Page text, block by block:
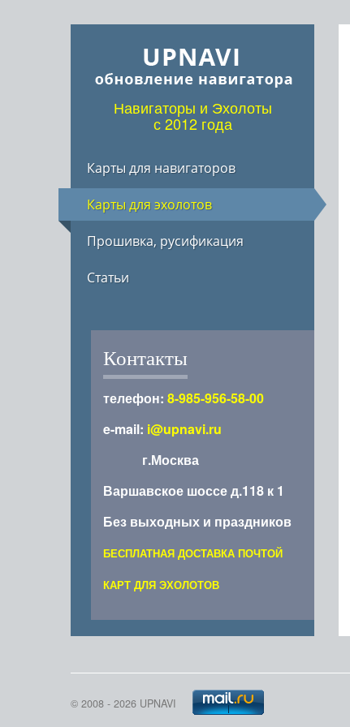
Навигаторы и Эхолоты
с 2012 года
Карты для навигаторов
Карты для эхолотов
Прошивка, русификация
Статьи
Контакты
телефон: 8-985-956-58-00
e-mail: i@upnavi.ru
г.Москва
Варшавское шоссе д.118 к 1
Без выходных и праздников
БЕСПЛАТНАЯ ДОСТАВКА ПОЧТОЙ
КАРТ ДЛЯ ЭХОЛОТОВ
© 2008 - 2026 UPNAVI